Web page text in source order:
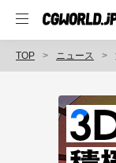
TOP ニュース